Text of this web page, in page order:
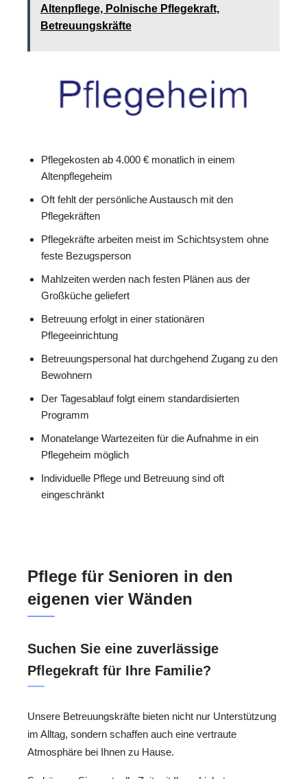
Altenpflege, Polnische Pflegekraft,
Betreuungskräfte
Pflegekosten ab 4.000 € monatlich in einem
Altenpflegeheim
Oft fehlt der persönliche Austausch mit den
Pflegekräften
Pflegekräfte arbeiten meist im Schichtsystem ohne
feste Bezugsperson
Mahlzeiten werden nach festen Plänen aus der
Großküche geliefert
Betreuung erfolgt in einer stationären
Pflegeeinrichtung
Betreuungspersonal hat durchgehend Zugang zu den
Bewohnern
Der Tagesablauf folgt einem standardisierten
Programm
Monatelange Wartezeiten für die Aufnahme in ein
Pflegeheim möglich
Individuelle Pflege und Betreuung sind oft
eingeschränkt
Pflege für Senioren in den
eigenen vier Wänden
Suchen Sie eine zuverlässige
Pflegekraft für Ihre Familie?
Unsere Betreuungskräfte bieten nicht nur Unterstützung
im Alltag, sondern schaffen auch eine vertraute
Atmosphäre bei Ihnen zu Hause.